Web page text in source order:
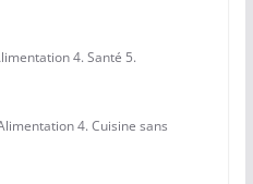
4. Santé 5.
4. Cuisine sans